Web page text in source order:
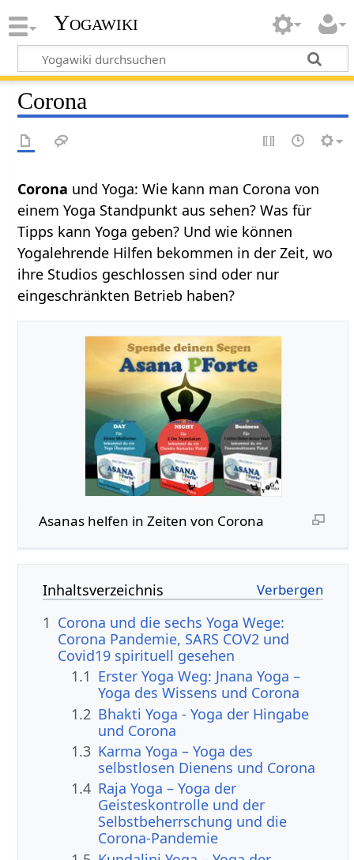
Yogawiki
Corona
Corona und Yoga: Wie kann man Corona von
einem Yoga Standpunkt aus sehen? Was für
Tipps kann Yoga geben? Und wie können
Yogalehrende Hilfen bekommen in der Zeit, wo
ihre Studios geschlossen sind oder nur
eingeschränkten Betrieb haben?
Asanas helfen in Zeiten von Corona
Inhaltsverzeichnis
1 Corona und die sechs Yoga Wege:
Corona Pandemie, SARS COV2 und
Covid19 spirituell gesehen
1.1 Erster Yoga Weg: Jnana Yoga –
Yoga des Wissens und Corona
1.2 Bhakti Yoga - Yoga der Hingabe
und Corona
1.3 Karma Yoga – Yoga des
selbstlosen Dienens und Corona
1.4 Raja Yoga – Yoga der
Geisteskontrolle und der
Selbstbeherrschung und die
Corona-Pandemie